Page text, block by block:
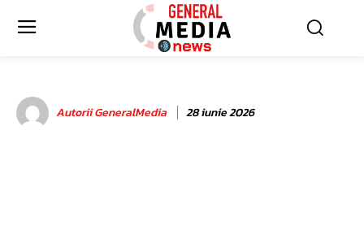
Autorii GeneralMedia 28 iunie 2026